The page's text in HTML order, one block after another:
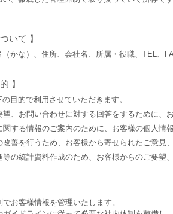
いて 】
かな）、住所、会社名、所属・役職、TEL、
】
目的で利用させていただきます。
、お問い合わせに対する回答をするために、
する情報のご案内のために、お客様の個人情
善を行うため、お客様から寄せられたご意見
の統計資料作成のため、お客様からのご要望
お客様情報を管理いたします。